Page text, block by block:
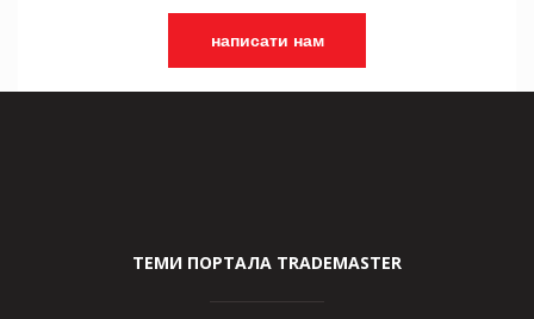
написати нам
ТЕМИ ПОРТАЛА TRADEMASTER